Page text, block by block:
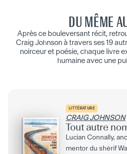
DU MÊME
Après ce bouleversant récit,
Craig Johnson à travers ses 19
noirceur et poésie, chaque livre
humaine avec une
LITTÉRATURE
CRAIG JOHNSON
Tout autre
Lucian Connally,
mentor du shérif